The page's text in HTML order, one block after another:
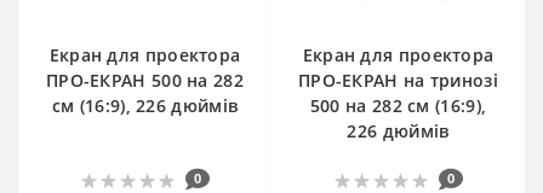
Екран для проектора
ПРО-ЕКРАН 500 на 282
см (16:9), 226 дюймів
0
Екран для проектора
ПРО-ЕКРАН на тринозі
500 на 282 см (16:9),
226 дюймів
0